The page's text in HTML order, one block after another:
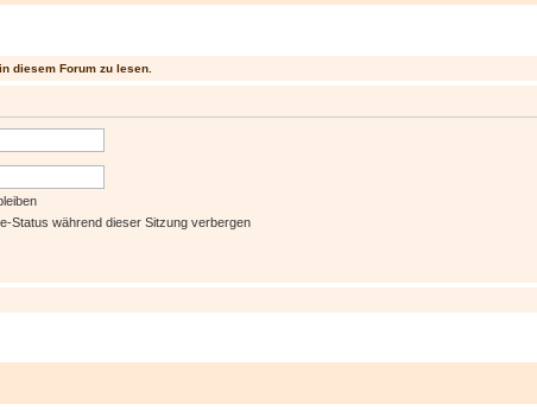
diesem Forum zu lesen.
Status während dieser Sitzung verbergen